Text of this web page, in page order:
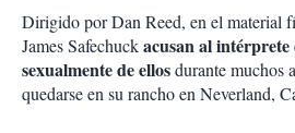
Dirigido por Dan Reed, en el material
James Safechuckacusan al
sexualmente de ellosdurante muchos
quedarse en su rancho en Neverland,